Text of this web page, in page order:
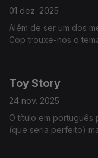
01 dez. 2025
Além de ser um dos
Cop trouxe-nos o
Toy Story
24 nov. 2025
O título em português
(que seria perfeito)